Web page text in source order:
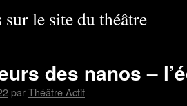
sur le site du théâtre
des nanos –
parThéâtre Actif